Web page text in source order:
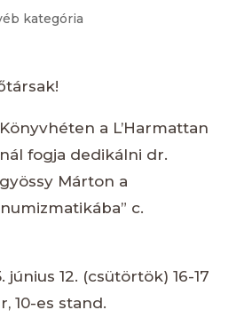
kategória
a L’Harmattan
fogja dedikálni dr.
Márton a
c.
június 12. (csütörtök) 16-17
10-es stand.